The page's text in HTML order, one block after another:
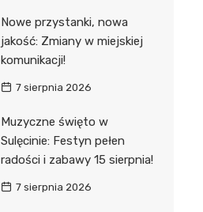
Nowe przystanki, nowa
jakość: Zmiany w miejskiej
komunikacji!
7 sierpnia 2026
Muzyczne święto w
Sulęcinie: Festyn pełen
radości i zabawy 15 sierpnia!
7 sierpnia 2026